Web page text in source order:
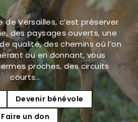
de Versailles, c’est préserver
des paysages ouverts, une
qualité, des chemins où l’on
ou en donnant, vous
proches, des circuits
courts…
Devenir bénévole
Faire un don